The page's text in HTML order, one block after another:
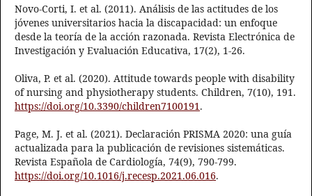
Novo-Corti, I. et al. (2011). Análisis de las actitudes de los
jóvenes universitarios hacia la discapacidad: un enfoque
desde la teoría de la acción razonada. Revista Electrónica de
Investigación y Evaluación Educativa, 17(2), 1-26.
Oliva, P. et al. (2020). Attitude towards people with disability
of nursing and physiotherapy students. Children, 7(10), 191.
https://doi.org/10.3390/children7100191.
Page, M. J. et al. (2021). Declaración PRISMA 2020: una guía
actualizada para la publicación de revisiones sistemáticas.
Revista Española de Cardiología, 74(9), 790-799.
https://doi.org/10.1016/j.recesp.2021.06.016.